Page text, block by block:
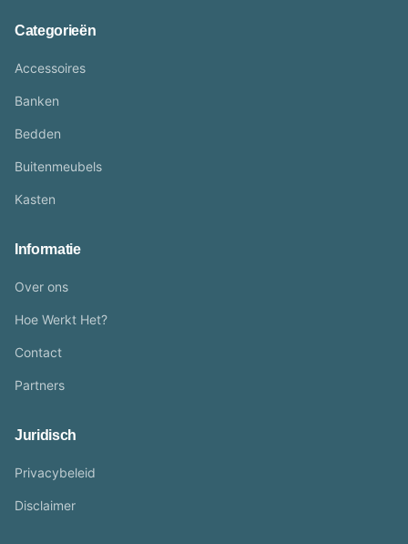
Categorieën
Accessoires
Banken
Bedden
Buitenmeubels
Kasten
Informatie
Over ons
Hoe Werkt Het?
Contact
Partners
Juridisch
Privacybeleid
Disclaimer